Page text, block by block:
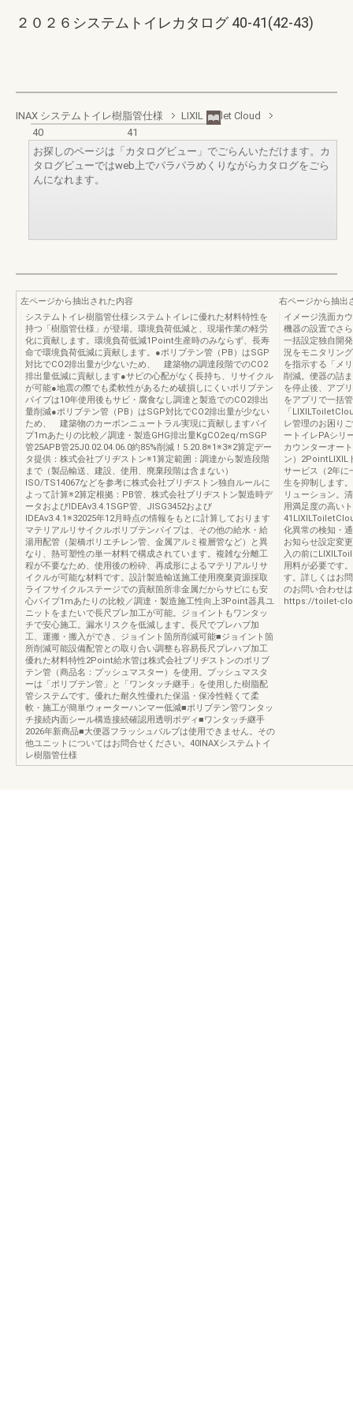
２０２６システムトイレカタログ 40-41(42-43)
INAX システムトイレ樹脂管仕様
LIXIL Toilet Cloud
40
41
お探しのページは「カタログビュー」でごらんいただけます。カ
タログビューではweb上でパラパラめくりながらカタログをごら
んになれます。
左ページから抽出された内容
システムトイレ樹脂管仕様システムトイレに優れた材料特性を
持つ「樹脂管仕様」が登場。環境負荷低減と、現場作業の軽労
化に貢献します。環境負荷低減1Point生産時のみならず、長寿
命で環境負荷低減に貢献します。●ポリブテン管（PB）はSGP
対比でCO2排出量が少ないため、 建築物の調達段階でのCO2
排出量低減に貢献します●サビの心配がなく長持ち、リサイクル
が可能●地震の際でも柔軟性があるため破損しにくいポリブテン
パイプは10年使用後もサビ・腐食なし調達と製造でのCO2排出
量削減●ポリブテン管（PB）はSGP対比でCO2排出量が少ない
ため、 建築物のカーボンニュートラル実現に貢献しますパイ
プ1mあたりの比較／調達・製造GHG排出量KgCO2eq/mSGP
管25APB管25J0.02.04.06.0約85%削減！5.20.8※1※3※2算定デー
タ提供：株式会社ブリヂストン※1算定範囲：調達から製造段階
まで（製品輸送、建設、使用、廃棄段階は含まない）
ISO/TS14067などを参考に株式会社ブリヂストン独自ルールに
よって計算※2算定根拠：PB管、株式会社ブリヂストン製造時デ
ータおよびIDEAv3.4.1SGP管、JISG3452および
IDEAv3.4.1※32025年12月時点の情報をもとに計算しております
マテリアルリサイクルポリブテンパイプは、その他の給水・給
湯用配管（架橋ポリエチレン管、金属アルミ複層管など）と異
なり、熱可塑性の単一材料で構成されています。複雑な分離工
程が不要なため、使用後の粉砕、再成形によるマテリアルリサ
イクルが可能な材料です。設計製造輸送施工使用廃棄資源採取
ライフサイクルステージでの貢献箇所非金属だからサビにも安
心パイプ1mあたりの比較／調達・製造施工性向上3Point器具ユ
ニットをまたいで長尺プレ加工が可能。ジョイントもワンタッ
チで安心施工。漏水リスクを低減します。長尺でプレハブ加
工、運搬・搬入ができ、ジョイント箇所削減可能■ジョイント箇
所削減可能設備配管との取り合い調整も容易長尺プレハブ加工
優れた材料特性2Point給水管は株式会社ブリヂストンのポリブ
テン管（商品名：プッシュマスター）を使用。プッシュマスタ
ーは「ポリブテン管」と「ワンタッチ継手」を使用した樹脂配
管システムです。優れた耐久性優れた保温・保冷性軽くて柔
軟・施工が簡単ウォーターハンマー低減■ポリブテン管ワンタッ
チ接続内面シール構造接続確認用透明ボディ■ワンタッチ継手
2026年新商品■大便器フラッシュバルブは使用できません。その
他ユニットについてはお問合せください。40INAXシステムトイ
レ樹脂管仕様
右ページから抽出
イメージ洗面カ
機器の設置でさ
一括設定独自開
況をモニタリン
を指示する「メ
削減。便器の詰
を停止後、アプ
をアプリで一括
「
レ管理のお困り
ートイレPAシリ
カウンターオー
ン）2PointLIXIL
サービス（2年に
生を抑制します
リューション。
用満足度の高い
化異常の検知・
お知らせ設定変
入の前に
用料が必要です
す。詳しくはお
のお問い合わせ
https://toilet-